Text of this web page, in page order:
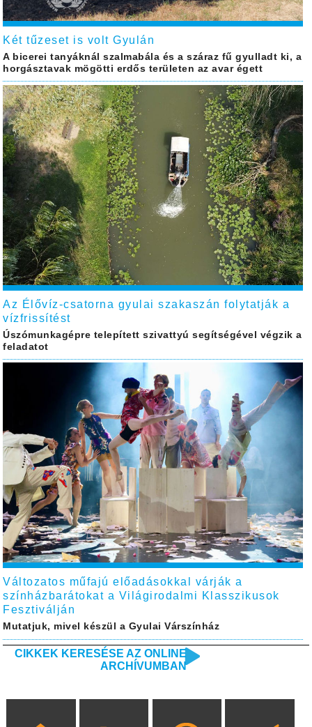
Két tűzeset is volt Gyulán
A bicerei tanyáknál szalmabála és a száraz fű gyulladt ki, a
horgásztavak mögötti erdős területen az avar égett
Az Élővíz-csatorna gyulai szakaszán folytatják a
vízfrissítést
Úszómunkagépre telepített szivattyú segítségével végzik a
feladatot
Változatos műfajú előadásokkal várják a
színházbarátokat a Világirodalmi Klasszikusok
Fesztiválján
Mutatjuk, mivel készül a Gyulai Várszínház
CIKKEK KERESÉSE AZ ONLINE
ARCHÍVUMBAN